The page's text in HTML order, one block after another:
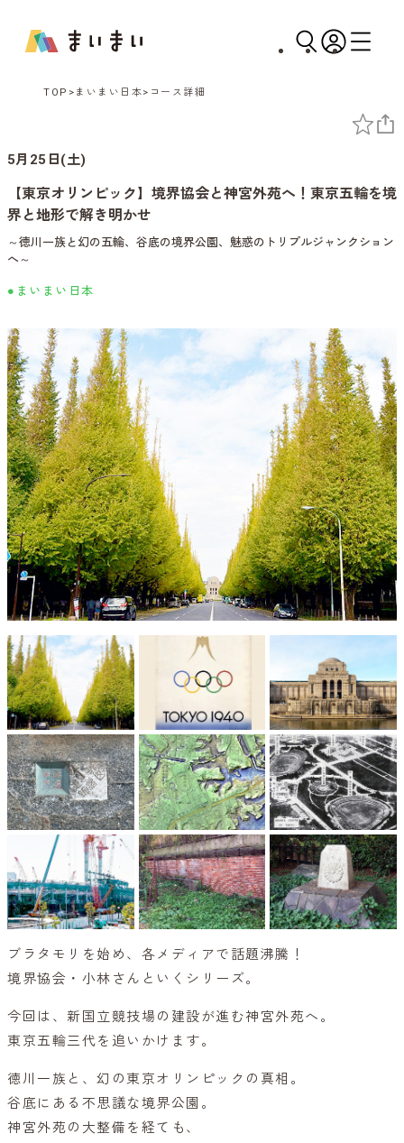
TOP まいまい日本 コース詳細
5月25日(土)
【東京オリンピック】境界協会と神宮外苑へ！東京五輪を境
界と地形で解き明かせ
～徳川一族と幻の五輪、谷底の境界公園、魅惑のトリプルジャンクション
へ～
●まいまい日本
ブラタモリを始め、各メディアで話題沸騰！
境界協会・小林さんといくシリーズ。
今回は、新国立競技場の建設が進む神宮外苑へ。
東京五輪三代を追いかけます。
徳川一族と、幻の東京オリンピックの真相。
谷底にある不思議な境界公園。
神宮外苑の大整備を経ても、